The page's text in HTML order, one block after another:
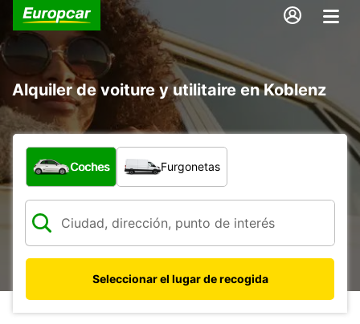
Alquiler de voiture y utilitaire en Koblenz
¿Qué tipo de vehículo?
Coches Furgonetas
Seleccionar el lugar de recogida